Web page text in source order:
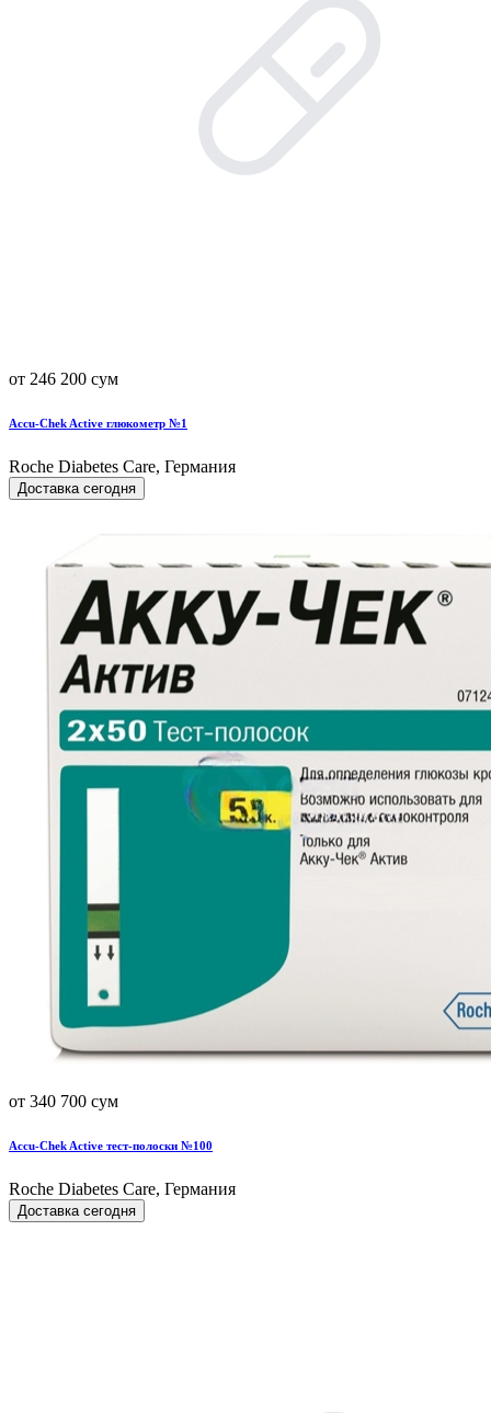
от 246 200 сум
Accu-Chek Active глюкометр №1
Roche Diabetes Care, Германия
Доставка сегодня
от 340 700 сум
Accu-Chek Active тест-полоски №100
Roche Diabetes Care, Германия
Доставка сегодня